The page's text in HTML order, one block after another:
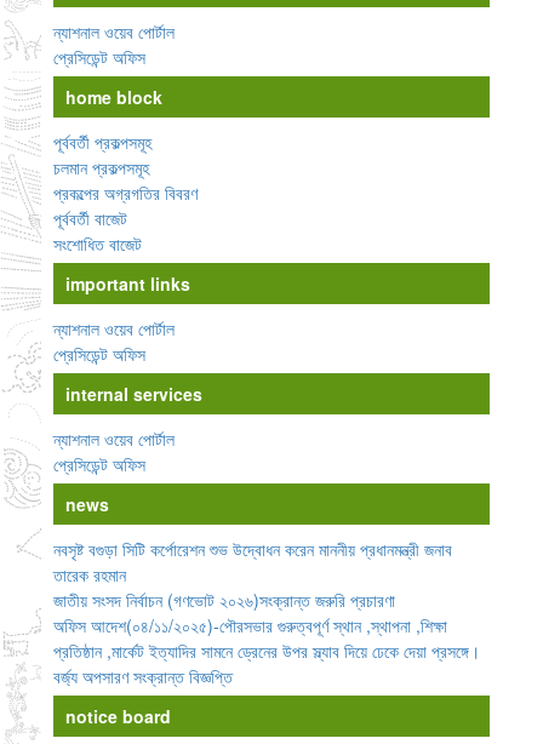
ন্যাশনাল ওয়েব পোর্টাল
প্রেসিডেন্ট অফিস
home block
পূর্ববর্তী প্রকল্পসমূহ
চলমান প্রকল্পসমূহ
প্রকল্পের অগ্রগতির বিবরণ
পূর্ববর্তী বাজেট
সংশোধিত বাজেট
important links
ন্যাশনাল ওয়েব পোর্টাল
প্রেসিডেন্ট অফিস
internal services
ন্যাশনাল ওয়েব পোর্টাল
প্রেসিডেন্ট অফিস
news
নবসৃষ্ট বগুড়া সিটি কর্পোরেশন শুভ উদ্বোধন করেন মাননীয় প্রধানমন্ত্রী জনাব
তারেক রহমান
জাতীয় সংসদ নির্বাচন (গণভোট ২০২৬)সংক্রান্ত জরুরি প্রচারণা
অফিস আদেশ(০৪/১১/২০২৫)-পৌরসভার গুরুত্বপূর্ণ স্থান ,স্থাপনা ,শিক্ষা
প্রতিষ্ঠান ,মার্কেট ইত্যাদির সামনে ড্রেনের উপর স্ল্যাব দিয়ে ঢেকে দেয়া প্রসঙ্গে।
বর্জ্য অপসারণ সংক্রান্ত বিজ্ঞপ্তি
notice board